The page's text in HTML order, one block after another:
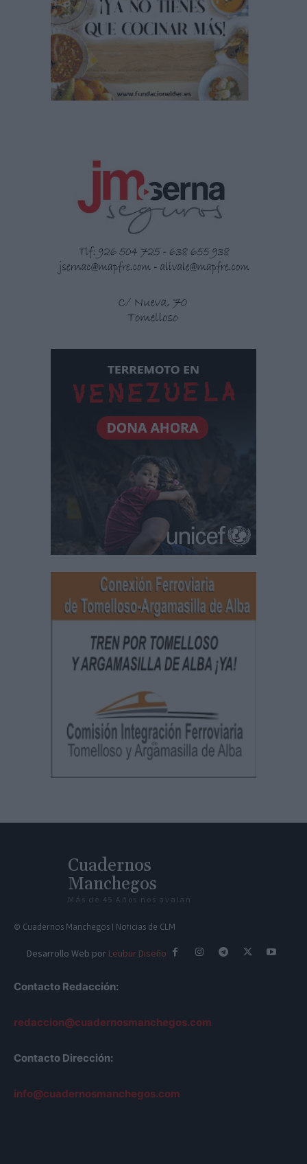
Cuadernos
Manchegos
Más de 45 Años nos avalan
© Cuadernos Manchegos | Noticias de CLM
Desarrollo Web por Leubur Diseño
Contacto Redacción:
redaccion@cuadernosmanchegos.com
Contacto Dirección:
info@cuadernosmanchegos.com